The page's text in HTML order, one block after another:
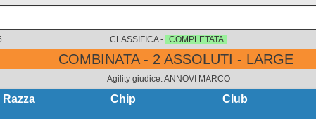
CLASSIFICA - COMPLETATA
COMBINATA - 2 ASSOLUTI - LARGE
Agility giudice: ANNOVI MARCO
Razza Chip Club